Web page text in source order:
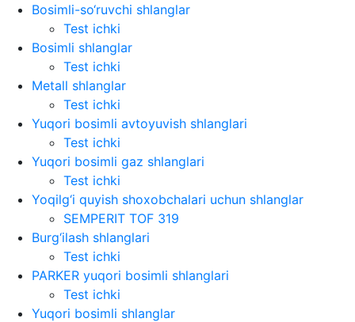
Bosimli-so‘ruvchi shlanglar
Test ichki
Bosimli shlanglar
Test ichki
Metall shlanglar
Test ichki
Yuqori bosimli avtoyuvish shlanglari
Test ichki
Yuqori bosimli gaz shlanglari
Test ichki
Yoqilg‘i quyish shoxobchalari uchun shlanglar
SEMPERIT TOF 319
Burg‘ilash shlanglari
Test ichki
PARKER yuqori bosimli shlanglari
Test ichki
Yuqori bosimli shlanglar